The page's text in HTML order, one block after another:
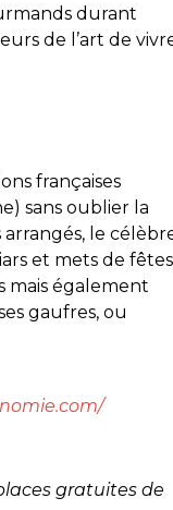
durant
de l’art de
françaises
sans oublier la
le
et mets de fêtes
mais également
gaufres, ou
gratuites de